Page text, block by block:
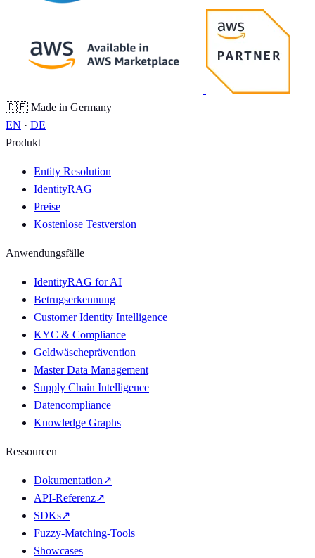
🇩🇪 Made in Germany
EN · DE
Produkt
Entity Resolution
IdentityRAG
Preise
Kostenlose Testversion
Anwendungsfälle
IdentityRAG for AI
Betrugserkennung
Customer Identity Intelligence
KYC & Compliance
Geldwäscheprävention
Master Data Management
Supply Chain Intelligence
Datencompliance
Knowledge Graphs
Ressourcen
Dokumentation↗
API-Referenz↗
SDKs↗
Fuzzy-Matching-Tools
Showcases